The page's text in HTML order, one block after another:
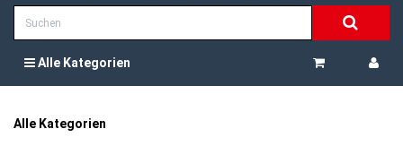
Alle Kategorien
Alle Kategorien